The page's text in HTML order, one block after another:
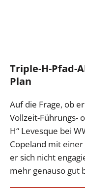
Triple-H-Pfad-
Plan
Auf die Frage, ob
Vollzeit-Führungs-
H“ Levesque bei
Copeland mit einer
er sich nicht
mehr genauso gut